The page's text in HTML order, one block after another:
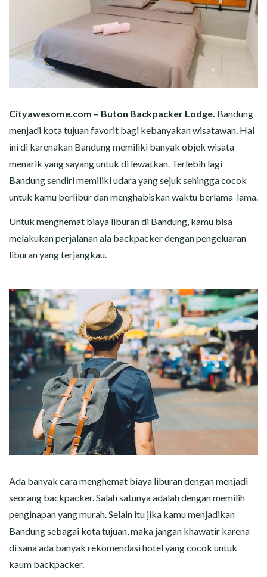
Cityawesome.com – Buton Backpacker Lodge. Bandung
menjadi kota tujuan favorit bagi kebanyakan wisatawan. Hal
ini di karenakan Bandung memiliki banyak objek wisata
menarik yang sayang untuk di lewatkan. Terlebih lagi
Bandung sendiri memiliki udara yang sejuk sehingga cocok
untuk kamu berlibur dan menghabiskan waktu berlama-lama.
Untuk menghemat biaya liburan di Bandung, kamu bisa
melakukan perjalanan ala backpacker dengan pengeluaran
liburan yang terjangkau.
Ada banyak cara menghemat biaya liburan dengan menjadi
seorang backpacker. Salah satunya adalah dengan memilih
penginapan yang murah. Selain itu jika kamu menjadikan
Bandung sebagai kota tujuan, maka jangan khawatir karena
di sana ada banyak rekomendasi hotel yang cocok untuk
kaum backpacker.